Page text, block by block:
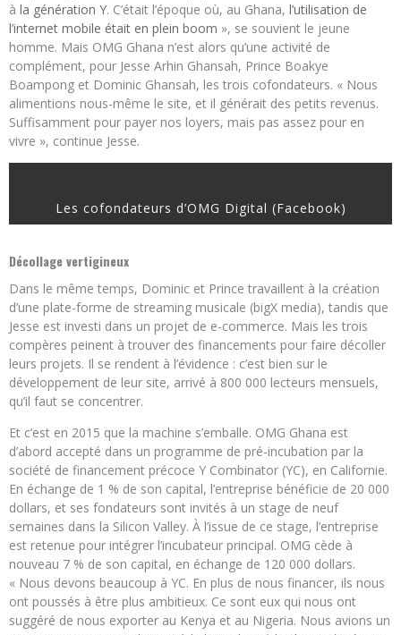
à la génération Y. C’était l’époque où, au Ghana, l’utilisation de
l’internet mobile était en plein boom », se souvient le jeune
homme. Mais OMG Ghana n’est alors qu’une activité de
complément, pour Jesse Arhin Ghansah, Prince Boakye
Boampong et Dominic Ghansah, les trois cofondateurs. « Nous
alimentions nous-même le site, et il générait des petits revenus.
Suffisamment pour payer nos loyers, mais pas assez pour en
vivre », continue Jesse.
Les cofondateurs d’OMG Digital (Facebook)
Décollage vertigineux
Dans le même temps, Dominic et Prince travaillent à la création
d’une plate-forme de streaming musicale (bigX media), tandis que
Jesse est investi dans un projet de e-commerce. Mais les trois
compères peinent à trouver des financements pour faire décoller
leurs projets. Il se rendent à l’évidence : c’est bien sur le
développement de leur site, arrivé à 800 000 lecteurs mensuels,
qu’il faut se concentrer.
Et c’est en 2015 que la machine s’emballe. OMG Ghana est
d’abord accepté dans un programme de pré-incubation par la
société de financement précoce Y Combinator (YC), en Californie.
En échange de 1 % de son capital, l’entreprise bénéficie de 20 000
dollars, et ses fondateurs sont invités à un stage de neuf
semaines dans la Silicon Valley. À l’issue de ce stage, l’entreprise
est retenue pour intégrer l’incubateur principal. OMG cède à
nouveau 7 % de son capital, en échange de 120 000 dollars.
« Nous devons beaucoup à YC. En plus de nous financer, ils nous
ont poussés à être plus ambitieux. Ce sont eux qui nous ont
suggéré de nous exporter au Kenya et au Nigeria. Nous avions un